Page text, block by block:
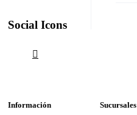
Social Icons
Información Sucursales